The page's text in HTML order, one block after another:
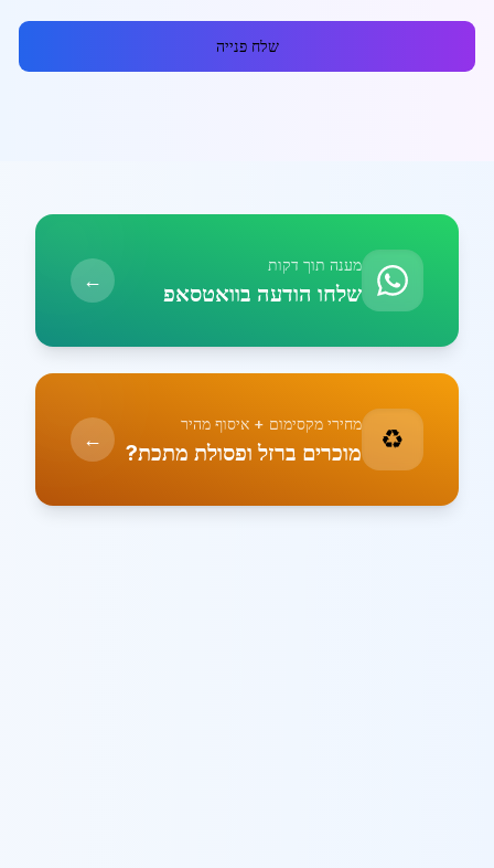
שלח פנייה
מענה תוך דקות
שלחו הודעה בוואטסאפ ←
♻️ מחירי מקסימום + איסוף מהיר
מוכרים ברזל ופסולת מתכת? ←